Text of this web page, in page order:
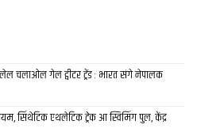
लेल चलाओल गेल ट्वीटर ट्रेंड : भारत संगे नेपालक
सिंथेटिक एथलेटिक ट्रेक आ स्विमिंग पुल, केंद्र